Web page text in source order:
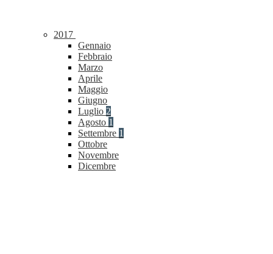
2017
Gennaio
Febbraio
Marzo
Aprile
Maggio
Giugno
Luglio 2
Agosto 1
Settembre 1
Ottobre
Novembre
Dicembre